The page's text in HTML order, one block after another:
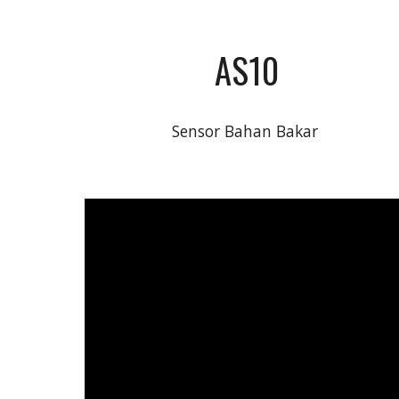
AS10
Sensor Bahan Bakar